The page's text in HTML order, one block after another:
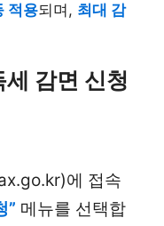
적용되며, 최대 감
감면 신청
에 접속
” 메뉴를 선택합